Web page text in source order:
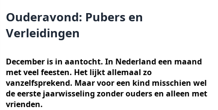
Ouderavond: Pubers en
Verleidingen
December is in aantocht. In Nederland een maand
met veel feesten. Het lijkt allemaal zo
vanzelfsprekend. Maar voor een kind misschien wel
de eerste jaarwisseling zonder ouders en alleen met
vrienden.